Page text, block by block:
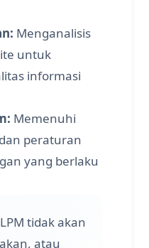
Menganalisis
untuk
informasi
Memenuhi
peraturan
yang berlaku
LPM tidak akan
atau